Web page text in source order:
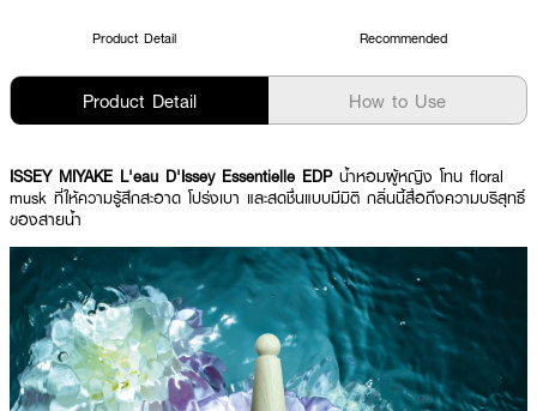
Product Detail Recommended
Product Detail How to Use
ISSEY MIYAKE L'eau D'Issey Essentielle EDP น้ำหอมผู้หญิง โทน floral
musk ที่ให้ความรู้สึกสะอาด โปร่งเบา และสดชื่นแบบมีมิติ กลิ่นนี้สื่อถึงความบริสุทธิ์
ของสายน้ำ